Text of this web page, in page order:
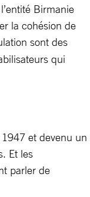
Birmanie
la cohésion de
sont des
qui
et devenu un
Et les
parler de